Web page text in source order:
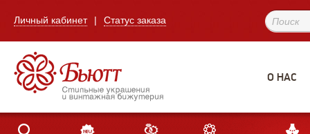
Личный кабинет | Статус заказа
О НАС